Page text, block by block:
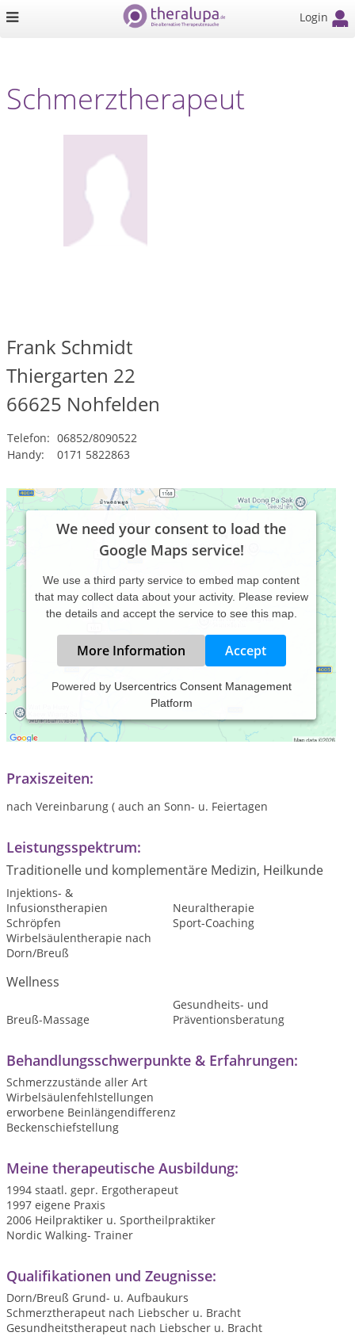
Login
Schmerztherapeut
Frank Schmidt
Thiergarten 22
66625 Nohfelden
Telefon: 06852/8090522
Handy:
0171 5822863
We need your consent to load the
Google Maps service!
We use a third party service to embed map content
that may collect data about your activity. Please review
the details and accept the service to see this map.
More Information Accept
Powered by Usercentrics Consent Management
Platform
Jahrgang 1960
verheiratet
2 Söhne
Praxiszeiten:
nach Vereinbarung ( auch an Sonn- u. Feiertagen
Leistungsspektrum:
Traditionelle und komplementäre Medizin, Heilkunde
Injektions- &
Infusionstherapien
Neuraltherapie
Schröpfen
Sport-Coaching
Wirbelsäulentherapie nach
Dorn/Breuß
Wellness
Breuß-Massage
Gesundheits- und
Präventionsberatung
Behandlungsschwerpunkte & Erfahrungen:
Schmerzzustände aller Art
Wirbelsäulenfehlstellungen
erworbene Beinlängendifferenz
Beckenschiefstellung
Meine therapeutische Ausbildung:
1994 staatl. gepr. Ergotherapeut
1997 eigene Praxis
2006 Heilpraktiker u. Sportheilpraktiker
Nordic Walking- Trainer
Qualifikationen und Zeugnisse:
Dorn/Breuß Grund- u. Aufbaukurs
Schmerztherapeut nach Liebscher u. Bracht
Gesundheitstherapeut nach Liebscher u. Bracht